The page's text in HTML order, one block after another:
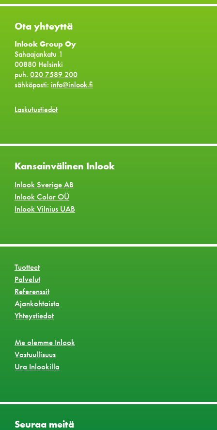
Ota yhteyttä
Inlook Group Oy
Sahaajankatu 1
00880 Helsinki
puh. 020 7589 200
sähköposti: info@inlook.fi
Laskutustiedot
Kansainvälinen Inlook
Inlook Sverige AB
Inlook Color OÜ
Inlook Vilnius UAB
Tuotteet
Palvelut
Referenssit
Ajankohtaista
Yhteystiedot
Me olemme Inlook
Vastuullisuus
Ura Inlookilla
Seuraa meitä